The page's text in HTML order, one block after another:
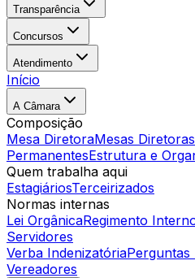
Transparência
Concursos
Atendimento
Início
A Câmara
Composição
Mesa DiretoraMesas
PermanentesEstrutura e
Quem trabalha aqui
EstagiáriosTerceirizados
Normas internas
Lei OrgânicaRegimento
Servidores
Verba IndenizatóriaPerguntas
Vereadores